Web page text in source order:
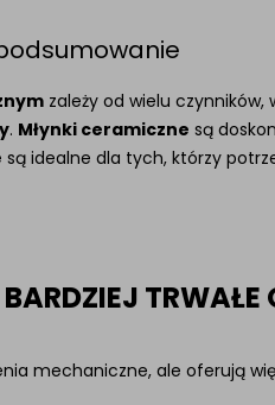
zależy od wielu
. Młynki ceramiczne są
są idealne dla tych, którzy
TRWAŁE
mechaniczne, ale oferują